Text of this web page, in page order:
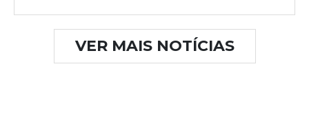
VER MAIS NOTÍCIAS